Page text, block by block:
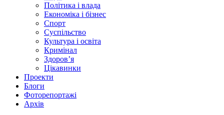
Політика і влада
Економіка і бізнес
Спорт
Суспільство
Культура і освіта
Кримінал
Здоров’я
Цікавинки
Проекти
Блоги
Фоторепортажі
Архів